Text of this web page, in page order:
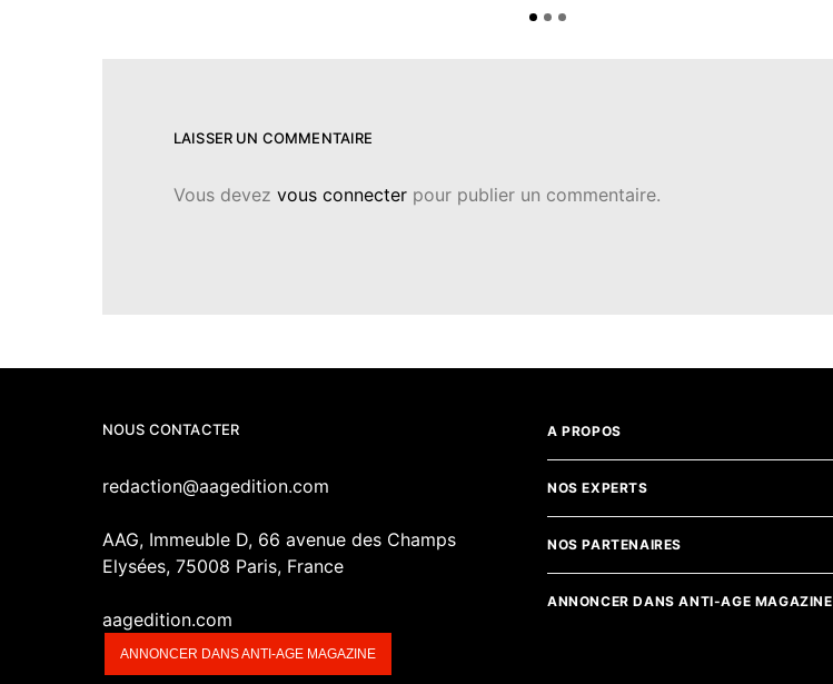
LAISSER UN COMMENTAIRE
Vous devez vous connecter pour publier un commentaire.
NOUS CONTACTER
redaction@aagedition.com
AAG, Immeuble D, 66 avenue des Champs
Elysées, 75008 Paris, France
aagedition.com
ANNONCER DANS ANTI-AGE MAGAZINE
A PROPOS
NOS EXPERTS
NOS PARTENAIRES
ANNONCER DANS ANTI-AGE MAGAZINE